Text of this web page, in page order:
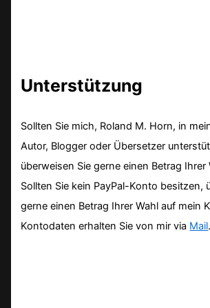
Unterstützung
Sollten Sie mich, Roland M. Horn, in
Autor, Blogger oder Übersetzer
überweisen Sie gerne einen Betrag Ihrer
Sollten Sie kein PayPal-Konto besitzen,
gerne einen Betrag Ihrer Wahl auf mein
Kontodaten erhalten Sie von mir via Mail.